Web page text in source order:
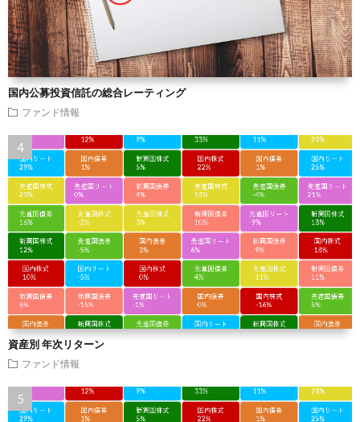
国内公募投資信託の総合レーティング
ファンド情報
資産別 年次リターン
ファンド情報